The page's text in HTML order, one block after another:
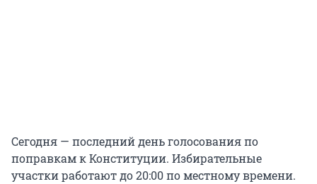
Сегодня — последний день голосования по
поправкам к Конституции. Избирательные
участки работают до 20:00 по местному времени.